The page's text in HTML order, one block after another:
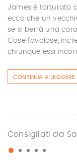
James è torturato
ecco che un
se si berrà una
Cose favolose,
chiunque essi
CONTINUA A LEGGERE
Consigliati da